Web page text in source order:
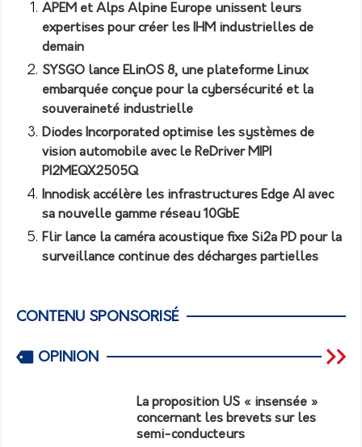
APEM et Alps Alpine Europe unissent leurs
expertises pour créer les IHM industrielles de
demain
SYSGO lance ELinOS 8, une plateforme Linux
embarquée conçue pour la cybersécurité et la
souveraineté industrielle
Diodes Incorporated optimise les systèmes de
vision automobile avec le ReDriver MIPI
PI2MEQX2505Q
Innodisk accélère les infrastructures Edge AI avec
sa nouvelle gamme réseau 10GbE
Flir lance la caméra acoustique fixe Si2a PD pour la
surveillance continue des décharges partielles
CONTENU SPONSORISÉ
OPINION
La proposition US « insensée »
concernant les brevets sur les
semi-conducteurs